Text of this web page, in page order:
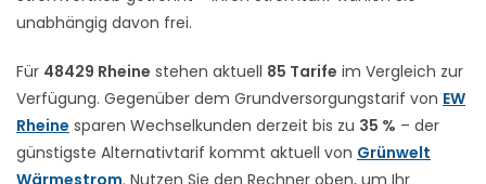
unabhängig davon frei.
Für 48429 Rheine stehen aktuell 85 Tarife im Vergleich zur
Verfügung. Gegenüber dem Grundversorgungstarif von EW
Rheine sparen Wechselkunden derzeit bis zu 35 % – der
günstigste Alternativtarif kommt aktuell von Grünwelt
Wärmestrom. Nutzen Sie den Rechner oben, um Ihr